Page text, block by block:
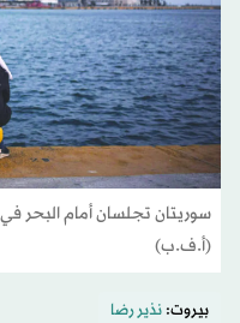
سوريتان تجلسان أمام البحر في
(أ.ف.ب)
بيروت:نذير رضا